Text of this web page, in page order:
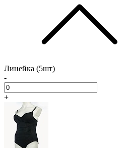
Линейка (5шт)
-
+